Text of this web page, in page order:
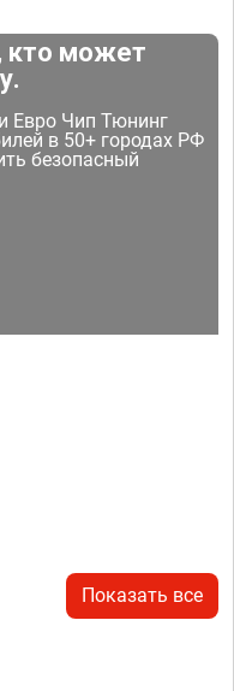
кто может
Евро Чип Тюнинг
в 50+ городах РФ
безопасный
Показать все